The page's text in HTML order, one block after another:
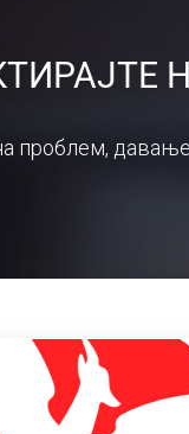
проблем,